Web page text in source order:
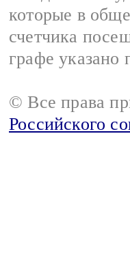
которые в
счетчика
графе указано
© Все права
Российского